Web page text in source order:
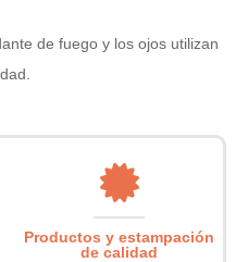
de fuego y los ojos utilizan
Productos y estampación
de calidad